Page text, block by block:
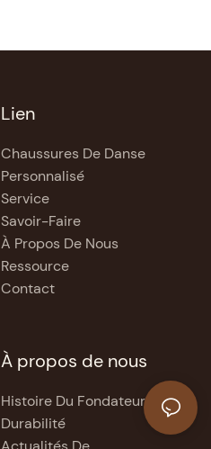
Lien
Chaussures De Danse
Personnalisé
Service
Savoir-Faire
À Propos De Nous
Ressource
Contact
À propos de nous
Histoire Du Fondateur
Durabilité